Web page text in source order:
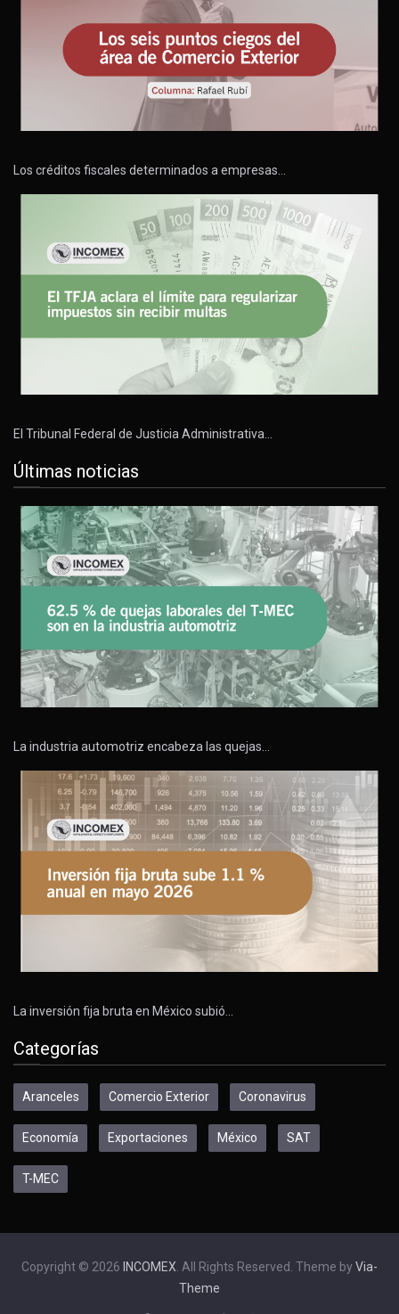
Los créditos fiscales determinados a empresas…
El Tribunal Federal de Justicia Administrativa…
Últimas noticias
La industria automotriz encabeza las quejas…
La inversión fija bruta en México subió…
Categorías
Aranceles Comercio Exterior Coronavirus
Economía Exportaciones México SAT
T-MEC
Copyright © 2026 INCOMEX . All Rights Reserved. Theme by Via-
Theme